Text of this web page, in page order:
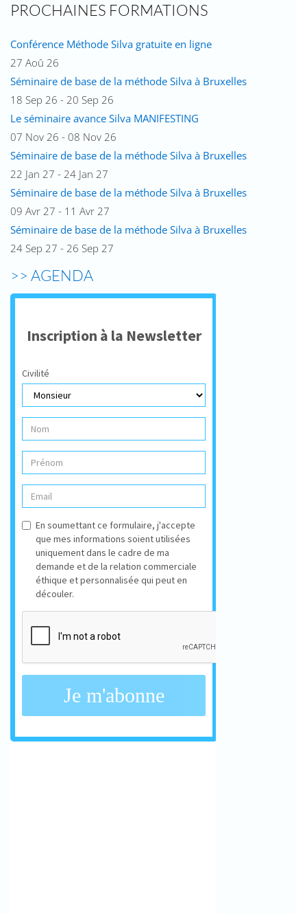
PROCHAINES FORMATIONS
Conférence Méthode Silva gratuite en ligne
27 Aoû 26
Séminaire de base de la méthode Silva à Bruxelles
18 Sep 26 - 20 Sep 26
Le séminaire avance Silva MANIFESTING
07 Nov 26 - 08 Nov 26
Séminaire de base de la méthode Silva à Bruxelles
22 Jan 27 - 24 Jan 27
Séminaire de base de la méthode Silva à Bruxelles
09 Avr 27 - 11 Avr 27
Séminaire de base de la méthode Silva à Bruxelles
24 Sep 27 - 26 Sep 27
>> AGENDA